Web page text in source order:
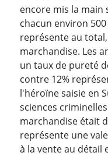
encore mis la
chacun environ
représente au
marchandise. Les
un taux de pureté
contre 12%
l'héroïne saisie en
sciences
marchandise était
représente une
à la vente au détail